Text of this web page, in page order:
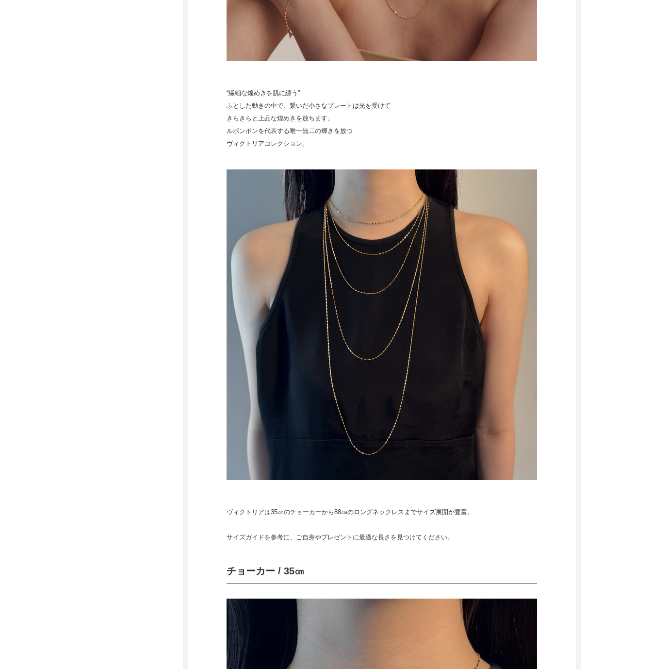
“繊細な煌めきを肌に纏う”
ふとした動きの中で、繋いだ小さなプレートは光を受けて
きらきらと上品な煌めきを放ちます。
ルボンボンを代表する唯一無二の輝きを放つ
ヴィクトリアコレクション。
ヴィクトリアは35㎝のチョーカーから88㎝のロングネックレスまでサイズ展開が豊富。
サイズガイドを参考に、ご自身やプレゼントに最適な長さを見つけてください。
チョーカー / 35㎝